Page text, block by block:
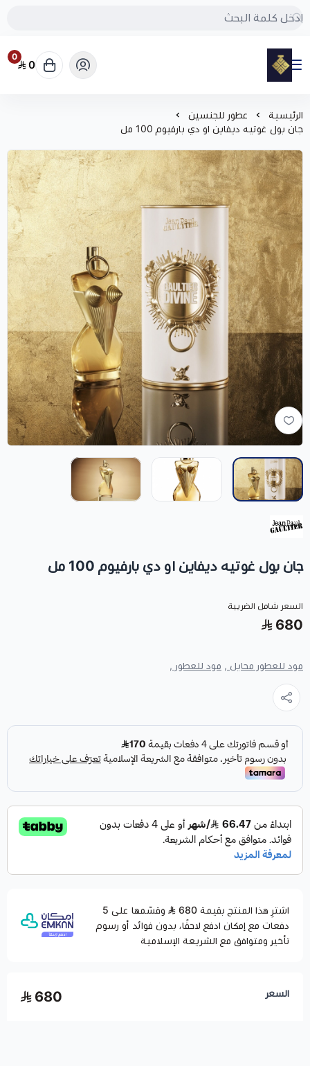
مود
0
0
الرئيسية
عطور للجنسين
جان بول غوتيه ديفاين او دي بارفيوم 100 مل
جان بول غوتيه ديفاين او دي بارفيوم 100 مل
السعر شامل الضريبة
680
مود للعطور محايل , مود للعطور ,
اشترِ هذا المنتج بقيمة 680
وقسّمها على 5
دفعات مع إمكان ادفع لاحقًا، بدون فوائد أو رسوم
تأخير ومتوافق مع الشريعة الإسلامية
السعر 680